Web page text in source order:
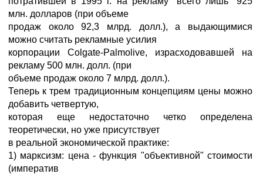
млн. долларов (при объеме
продаж около 92,3 млрд. долл.), а выдающимися
можно считать рекламные усилия
корпорации Colgate-Palmolive, израсходовавшей на
рекламу 500 млн. долл. (при
объеме продаж около 7 млрд. долл.).
Теперь к трем традиционным концепциям цены можно
добавить четвертую,
которая еще недостаточно четко определена
теоретически, но уже присутствует
в реальной экономической практике:
1) марксизм: цена - функция "объективной" стоимости
(императив